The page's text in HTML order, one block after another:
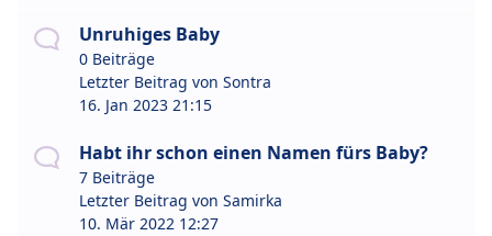
Unruhiges Baby
0 Beiträge
Letzter Beitrag von Sontra
16. Jan 2023 21:15
Habt ihr schon einen Namen fürs Baby?
7 Beiträge
Letzter Beitrag von Samirka
10. Mär 2022 12:27